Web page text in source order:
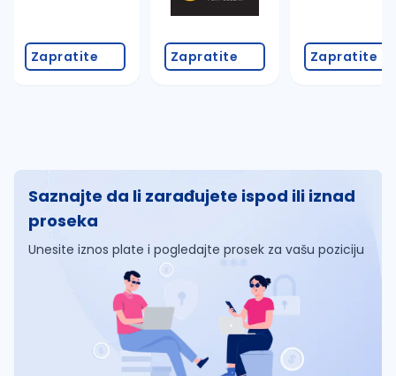
Zapratite Zapratite Zapratite
Saznajte da li zarađujete ispod ili iznad
proseka
Unesite iznos plate i pogledajte prosek za vašu poziciju